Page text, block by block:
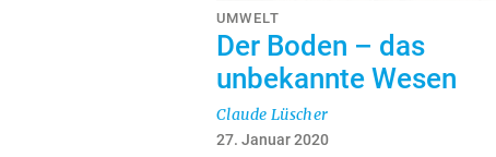
UMWELT
Der Boden – das
unbekannte Wesen
Claude Lüscher
27. Januar 2020